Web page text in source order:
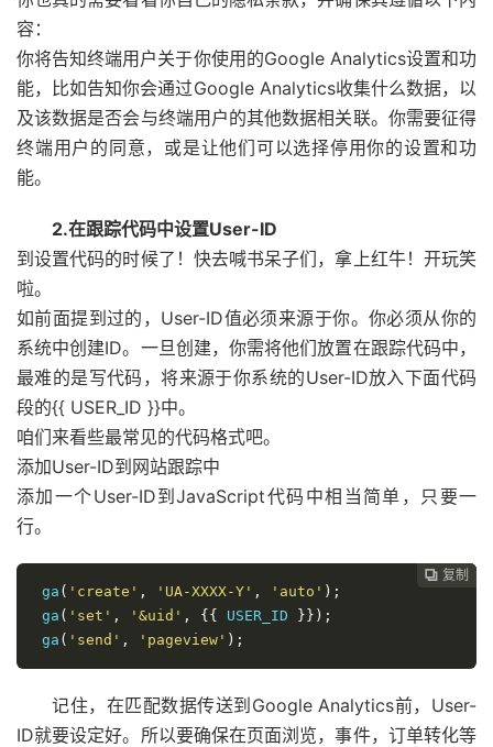
容：
你将告知终端用户关于你使用的Google Analytics设置和功
能，比如告知你会通过Google Analytics收集什么数据，以
及该数据是否会与终端用户的其他数据相关联。你需要征得
终端用户的同意，或是让他们可以选择停用你的设置和功
能。
2.在跟踪代码中设置User-ID
到设置代码的时候了！快去喊书呆子们，拿上红牛！开玩笑
啦。
如前面提到过的，User-ID值必须来源于你。你必须从你的
系统中创建ID。一旦创建，你需将他们放置在跟踪代码中，
最难的是写代码，将来源于你系统的User-ID放入下面代码
段的{{ USER_ID }}中。
咱们来看些最常见的代码格式吧。
添加User-ID到网站跟踪中
添加一个User-ID到JavaScript代码中相当简单，只要一
行。
 复制
 复制
 复制
ga ( 'create' , 'UA-XXXX-Y' , 'auto' );
ga ( 'set' , '&uid' , {{ USER_ID
}});
ga ( 'send' , 'pageview' );
记住，在匹配数据传送到Google Analytics前，User-
ID就要设定好。所以要确保在页面浏览，事件，订单转化等